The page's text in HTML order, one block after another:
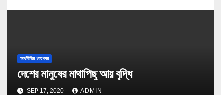
অর্থনীতির খবরখবর
দেশের মানুষের মাথাপিছু আয় বৃদ্ধি
SEP 17, 2020 ADMIN